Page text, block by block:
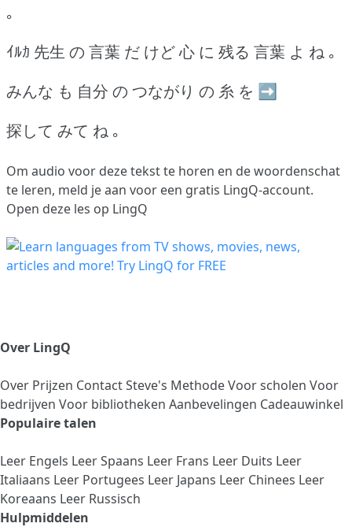
｡
ｲﾙｶ 先生 の 言葉 だ けど 心 に 残る 言葉 よ ね ｡
みんな も 自分 の つながり の 糸 を ➡
探して みて ね ｡
Om audio voor deze tekst te horen en de woordenschat
te leren, meld je aan voor een gratis LingQ-account.
Open deze les op LingQ
Over LingQ
Over Prijzen ContactSteve's MethodeVoor scholen Voor
bedrijven Voor bibliotheken Aanbevelingen Cadeauwinkel
Populaire talen
Leer Engels Leer Spaans Leer Frans Leer Duits Leer
Italiaans Leer Portugees Leer Japans Leer Chinees Leer
Koreaans Leer Russisch
Hulpmiddelen